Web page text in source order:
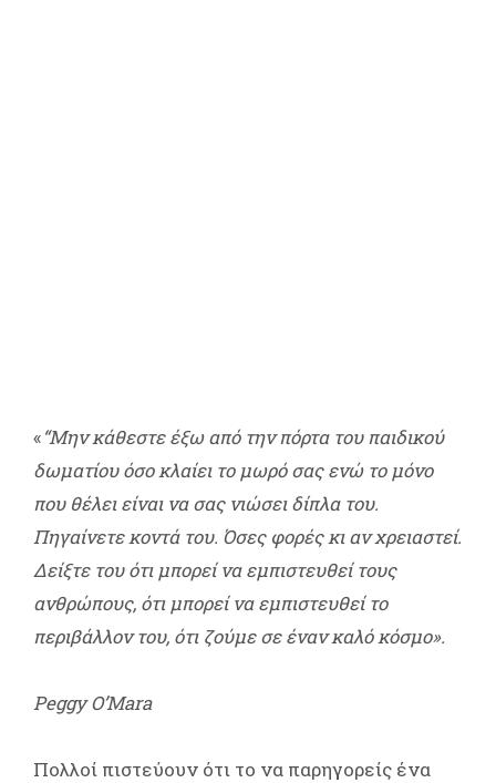
«“Μην κάθεστε έξω από την πόρτα του παιδικού
δωματίου όσο κλαίει το μωρό σας ενώ το μόνο
που θέλει είναι να σας νιώσει δίπλα του.
Πηγαίνετε κοντά του. Όσες φορές κι αν χρειαστεί.
Δείξτε του ότι μπορεί να εμπιστευθεί τους
ανθρώπους, ότι μπορεί να εμπιστευθεί το
περιβάλλον του, ότι ζούμε σε έναν καλό κόσμο».
Peggy O’Mara
Πολλοί πιστεύουν ότι το να παρηγορείς ένα